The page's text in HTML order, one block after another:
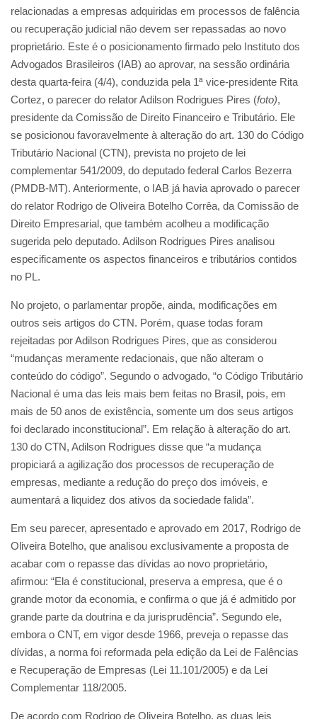
relacionadas a empresas adquiridas em processos de falência
ou recuperação judicial não devem ser repassadas ao novo
proprietário. Este é o posicionamento firmado pelo Instituto dos
Advogados Brasileiros (IAB) ao aprovar, na sessão ordinária
desta quarta-feira (4/4), conduzida pela 1ª vice-presidente Rita
Cortez, o parecer do relator Adilson Rodrigues Pires (foto),
presidente da Comissão de Direito Financeiro e Tributário. Ele
se posicionou favoravelmente à alteração do art. 130 do Código
Tributário Nacional (CTN), prevista no projeto de lei
complementar 541/2009, do deputado federal Carlos Bezerra
(PMDB-MT). Anteriormente, o IAB já havia aprovado o parecer
do relator Rodrigo de Oliveira Botelho Corrêa, da Comissão de
Direito Empresarial, que também acolheu a modificação
sugerida pelo deputado. Adilson Rodrigues Pires analisou
especificamente os aspectos financeiros e tributários contidos
no PL.
No projeto, o parlamentar propõe, ainda, modificações em
outros seis artigos do CTN. Porém, quase todas foram
rejeitadas por Adilson Rodrigues Pires, que as considerou
“mudanças meramente redacionais, que não alteram o
conteúdo do código”. Segundo o advogado, “o Código Tributário
Nacional é uma das leis mais bem feitas no Brasil, pois, em
mais de 50 anos de existência, somente um dos seus artigos
foi declarado inconstitucional”. Em relação à alteração do art.
130 do CTN, Adilson Rodrigues disse que “a mudança
propiciará a agilização dos processos de recuperação de
empresas, mediante a redução do preço dos imóveis, e
aumentará a liquidez dos ativos da sociedade falida”.
Em seu parecer, apresentado e aprovado em 2017, Rodrigo de
Oliveira Botelho, que analisou exclusivamente a proposta de
acabar com o repasse das dívidas ao novo proprietário,
afirmou: “Ela é constitucional, preserva a empresa, que é o
grande motor da economia, e confirma o que já é admitido por
grande parte da doutrina e da jurisprudência”. Segundo ele,
embora o CNT, em vigor desde 1966, preveja o repasse das
dívidas, a norma foi reformada pela edição da Lei de Falências
e Recuperação de Empresas (Lei 11.101/2005) e da Lei
Complementar 118/2005.
De acordo com Rodrigo de Oliveira Botelho, as duas leis